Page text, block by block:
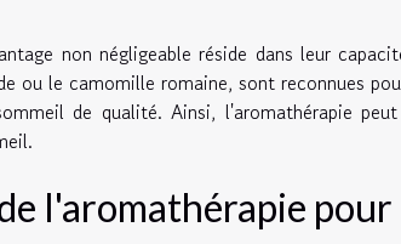
non négligeable réside dans leur
ou le camomille romaine, sont reconnues
de qualité. Ainsi, l'aromathérapie
l'aromathérapie